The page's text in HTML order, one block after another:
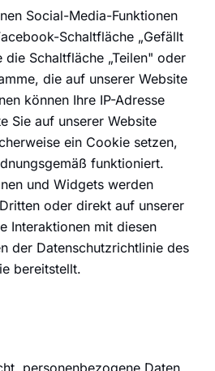
Social-Media-Funktionen
Schaltfläche „Gefällt
Schaltfläche „Teilen" oder
die auf unserer Website
können Ihre IP-Adresse
Sie auf unserer Website
ein Cookie setzen,
funktioniert.
und Widgets werden
oder direkt auf unserer
Interaktionen mit diesen
der Datenschutzrichtlinie des
bereitstellt.
personenbezogene Daten